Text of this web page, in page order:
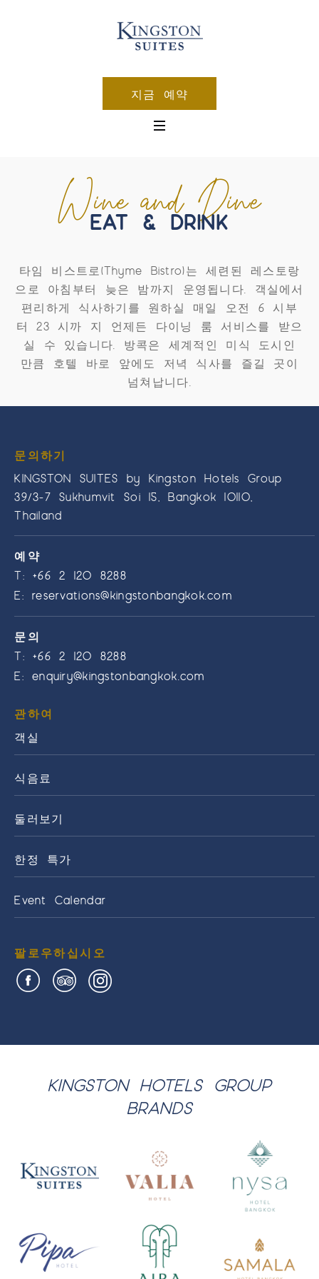
지금 예약
Wine and Dine
EAT & DRINK
타임 비스트로(Thyme Bistro)는 세련된 레스토랑
으로 아침부터 늦은 밤까지 운영됩니다. 객실에서
편리하게 식사하기를 원하실 매일 오전 6 시부
터 23 시까 지 언제든 다이닝 룸 서비스를 받으
실 수 있습니다. 방콕은 세계적인 미식 도시인
만큼 호텔 바로 앞에도 저녁 식사를 즐길 곳이
넘쳐납니다.
문의하기
KINGSTON SUITES by Kingston Hotels Group
39/3-7 Sukhumvit Soi 15, Bangkok 10110,
Thailand
예약
T:+66 2 120 8288
E:reservations@kingstonbangkok.com
문의
T:+66 2 120 8288
E:enquiry@kingstonbangkok.com
관하여
객실
식음료
둘러보기
한정 특가
Event Calendar
팔로우하십시오
KINGSTON HOTELS GROUP
BRANDS